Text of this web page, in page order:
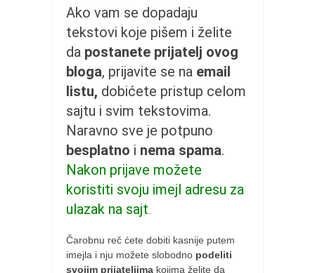
kontakt
Ako vam se dopadaju
tekstovi koje pišem i želite
da postanete prijatelj ovog
bloga, prijavite se na email
listu, dobićete pristup celom
sajtu i svim tekstovima.
Naravno sve je potpuno
besplatno i nema spama.
Nakon prijave možete
koristiti svoju imejl adresu za
ulazak na sajt
Čarobnu reč ćete dobiti kasnije putem
imejla i nju možete slobodno podeliti
svojim prijateljima kojima želite da